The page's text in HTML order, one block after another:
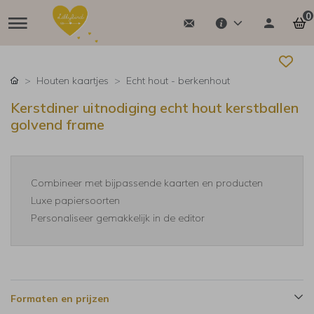
0
Houten kaartjes Echt hout - berkenhout
Kerstdiner uitnodiging echt hout kerstballen
golvend frame
Combineer met bijpassende kaarten en producten
Luxe papiersoorten
Personaliseer gemakkelijk in de editor
Formaten en prijzen